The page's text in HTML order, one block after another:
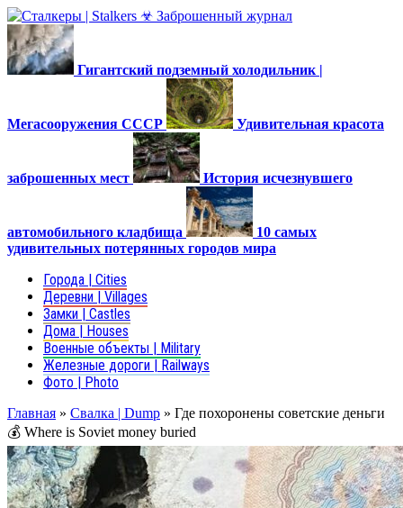
Гигантский подземный холодильник |
Мегасооружения СССР Удивительная красота
заброшенных мест История исчезнувшего
автомобильного кладбища
10 самых
удивительных потерянных городов мира
Города | Cities
Деревни | Villages
Замки | Castles
Дома | Houses
Военные объекты | Military
Железные дороги | Railways
Фото | Photo
Главная » Свалка | Dump » Где похоронены советские деньги
💰 Where is Soviet money buried